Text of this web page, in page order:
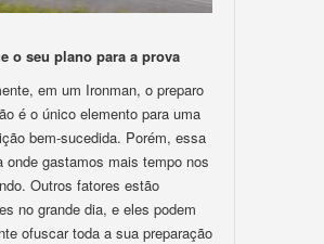
o seu plano para a prova
em um Ironman, o preparo
é o único elemento para uma
bem-sucedida. Porém, essa
onde gastamos mais tempo nos
Outros fatores estão
no grande dia, e eles podem
ofuscar toda a sua preparação